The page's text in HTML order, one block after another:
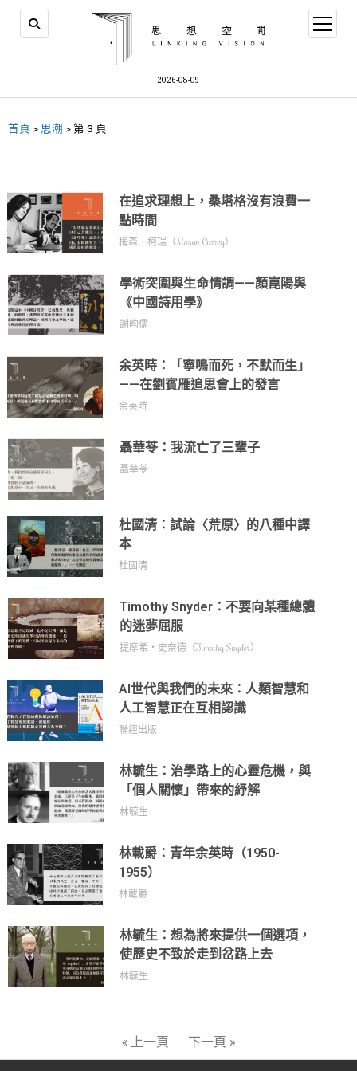
2026-08-09
首頁 > 思潮 >第 3 頁
在追求理想上，桑塔格沒有浪費一
點時間
梅森．柯瑞（Mason Currey）
學術突圍與生命情調——顏崑陽與
《中國詩用學》
謝昀儒
余英時：「寧鳴而死，不默而生」
——在劉賓雁追思會上的發言
余英時
聶華苓：我流亡了三輩子
聶華苓
杜國清：試論〈荒原〉的八種中譯
本
杜國清
Timothy Snyder：不要向某種總體
的迷夢屈服
提摩希‧史奈德（Timothy Snyder）
AI世代與我們的未來：人類智慧和
人工智慧正在互相認識
聯經出版
林毓生：治學路上的心靈危機，與
「個人關懷」帶來的紓解
林毓生
林載爵：青年余英時（1950-
1955）
林載爵
林毓生：想為將來提供一個選項，
使歷史不致於走到岔路上去
林毓生
« 上一頁 下一頁 »